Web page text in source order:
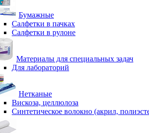
Бумажные
Салфетки в пачках
Салфетки в рулоне
Материалы для специальных задач
Для лабораторий
Нетканые
Вискоза, целлюлоза
Синтетическое волокно (акрил,